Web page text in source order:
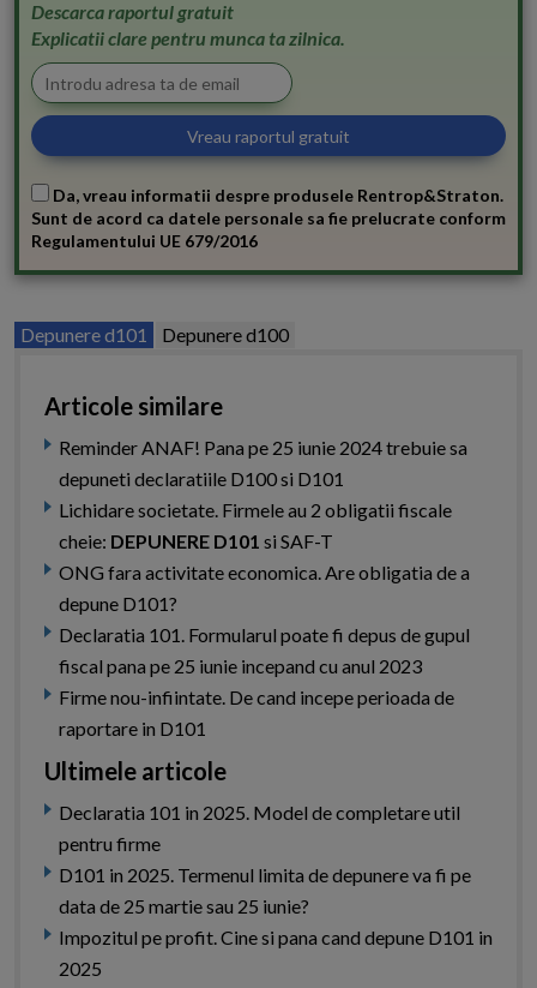
Descarca raportul gratuit
Explicatii clare pentru munca ta zilnica.
Da, vreau informatii despre produsele Rentrop&Straton.
Sunt de acord ca datele personale sa fie prelucrate conform
Regulamentului UE 679/2016
Depunere d101 Depunere d100
Articole similare
Reminder ANAF! Pana pe 25 iunie 2024 trebuie sa
depuneti declaratiile D100 si D101
Lichidare societate. Firmele au 2 obligatii fiscale
cheie: DEPUNERE D101 si SAF-T
ONG fara activitate economica. Are obligatia de a
depune D101?
Declaratia 101. Formularul poate fi depus de gupul
fiscal pana pe 25 iunie incepand cu anul 2023
Firme nou-infiintate. De cand incepe perioada de
raportare in D101
Ultimele articole
Declaratia 101 in 2025. Model de completare util
pentru firme
D101 in 2025. Termenul limita de depunere va fi pe
data de 25 martie sau 25 iunie?
Impozitul pe profit. Cine si pana cand depune D101 in
2025